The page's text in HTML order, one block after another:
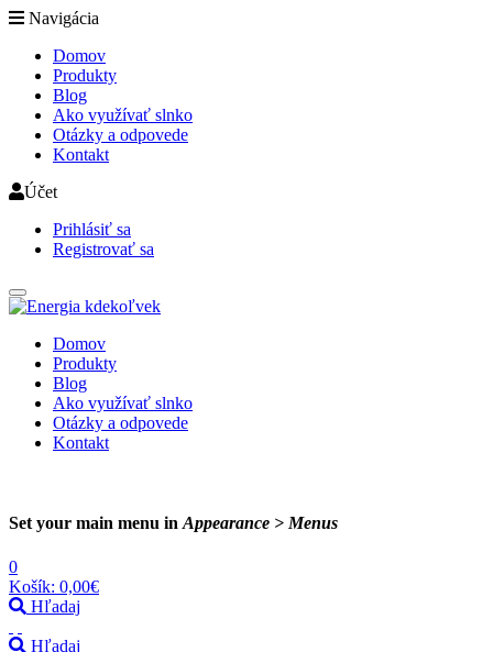
Navigácia
Domov
Produkty
Blog
Ako využívať slnko
Otázky a odpovede
Kontakt
Účet
Prihlásiť sa
Registrovať sa
Domov
Produkty
Blog
Ako využívať slnko
Otázky a odpovede
Kontakt
Set your main menu in Appearance > Menus
0
Košík: 0,00€
Hľadaj
Hľadaj